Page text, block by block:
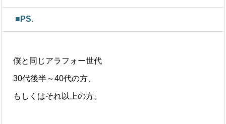
■PS.
僕と同じアラフォー世代
30代後半～40代の方、
もしくはそれ以上の方。